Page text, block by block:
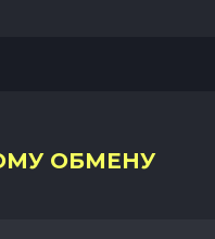
ОБМЕНУ